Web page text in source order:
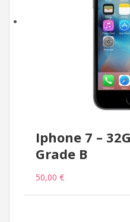
Iphone 7 –
Grade B
50,00 €